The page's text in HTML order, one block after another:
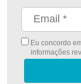
Eu concordo
informações